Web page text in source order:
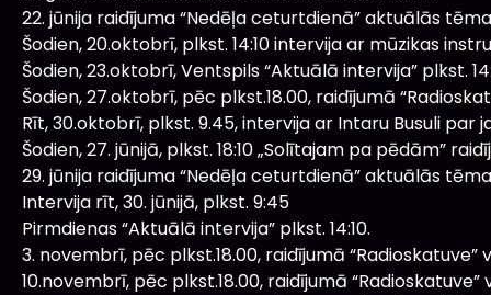
22. jūnija raidījuma “Nedēļa ceturtdienā” aktuālās
Šodien, 20.oktobrī, plkst. 14:10 intervija ar mūzikas
Šodien, 23.oktobrī, Ventspils “Aktuālā intervija” plkst.
Šodien, 27.oktobrī, pēc plkst.18.00, raidījumā
Rīt, 30.oktobrī, plkst. 9.45, intervija ar Intaru Busuli par
Šodien, 27. jūnijā, plkst. 18:10 „Solītajam pa pēdām”
29. jūnija raidījuma “Nedēļa ceturtdienā” aktuālās
Intervija rīt, 30. jūnijā, plkst. 9:45
Pirmdienas “Aktuālā intervija” plkst. 14:10.
3. novembrī, pēc plkst.18.00, raidījumā “Radioskatuve”
10.novembrī, pēc plkst.18.00, raidījumā “Radioskatuve”